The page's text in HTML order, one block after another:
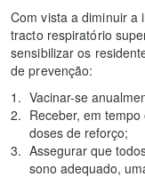
Com vista a diminuir a
tracto respiratório
sensibilizar os
de prevenção:
Vacinar-se
Receber, em
doses de reforço;
Assegurar que
sono adequado,